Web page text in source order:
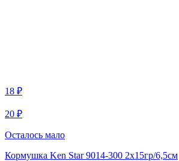
18 ₽
20 ₽
Осталось мало
Кормушка Ken Star 9014-300 2х15гр/6,5см